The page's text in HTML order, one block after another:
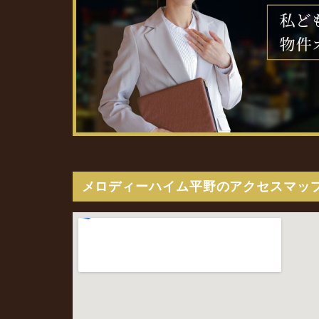
メロディーハイム平野のアクセスマッ